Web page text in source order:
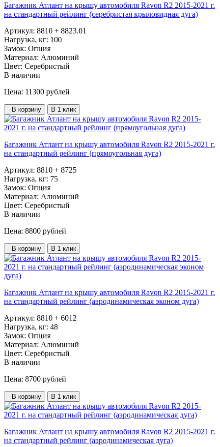
Багажник Атлант на крышу автомобиля Ravon R2 2015-2021 г.
на стандартный рейлинг (серебристая крыловидная дуга)
Артикул: 8810 + 8823.01
Нагрузка, кг: 100
Замок: Опция
Материал: Алюминий
Цвет: Серебристый
В наличии
Цена: 11300 рублей
В корзину В 1 клик
Багажник Атлант на крышу автомобиля Ravon R2 2015-2021 г.
на стандартный рейлинг (прямоугольная дуга)
Артикул: 8810 + 8725
Нагрузка, кг: 75
Замок: Опция
Материал: Алюминий
Цвет: Серебристый
В наличии
Цена: 8800 рублей
В корзину В 1 клик
Багажник Атлант на крышу автомобиля Ravon R2 2015-2021 г.
на стандартный рейлинг (аэродинамическая эконом дуга)
Артикул: 8810 + 6012
Нагрузка, кг: 48
Замок: Опция
Материал: Алюминий
Цвет: Серебристый
В наличии
Цена: 8700 рублей
В корзину В 1 клик
Багажник Атлант на крышу автомобиля Ravon R2 2015-2021 г.
на стандартный рейлинг (аэродинамическая дуга)